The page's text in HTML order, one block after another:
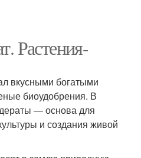
Растения-
вкусными богатыми
биоудобрения. В
— основа для
и создания живой